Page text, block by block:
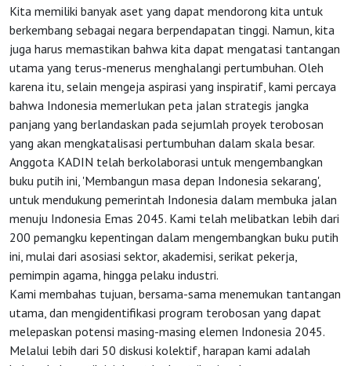
HOME
OSS
Agenda
Investasi
Kita memiliki banyak aset yang dapat mendorong kita untuk
berkembang sebagai negara berpendapatan tinggi. Namun, kita
juga harus memastikan bahwa kita dapat mengatasi tantangan
utama yang terus-menerus menghalangi pertumbuhan. Oleh
karena itu, selain mengeja aspirasi yang inspiratif, kami percaya
bahwa Indonesia memerlukan peta jalan strategis jangka
panjang yang berlandaskan pada sejumlah proyek terobosan
yang akan mengkatalisasi pertumbuhan dalam skala besar.
Anggota KADIN telah berkolaborasi untuk mengembangkan
buku putih ini, 'Membangun masa depan Indonesia sekarang',
untuk mendukung pemerintah Indonesia dalam membuka jalan
menuju Indonesia Emas 2045. Kami telah melibatkan lebih dari
200 pemangku kepentingan dalam mengembangkan buku putih
ini, mulai dari asosiasi sektor, akademisi, serikat pekerja,
pemimpin agama, hingga pelaku industri.
Kami membahas tujuan, bersama-sama menemukan tantangan
utama, dan mengidentifikasi program terobosan yang dapat
melepaskan potensi masing-masing elemen Indonesia 2045.
Melalui lebih dari 50 diskusi kolektif, harapan kami adalah